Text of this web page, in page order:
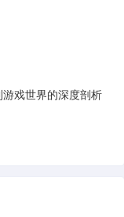
戏世界的深度剖析